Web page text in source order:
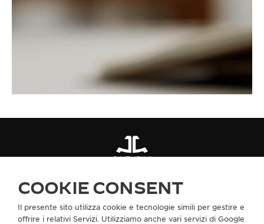
CINTURINI
INFORMAZIONI SU DI NOI
COOKIE CONSENT
Il presente sito utilizza cookie e tecnologie simili per gestire e
offrire i relativi Servizi. Utilizziamo anche vari servizi di Google